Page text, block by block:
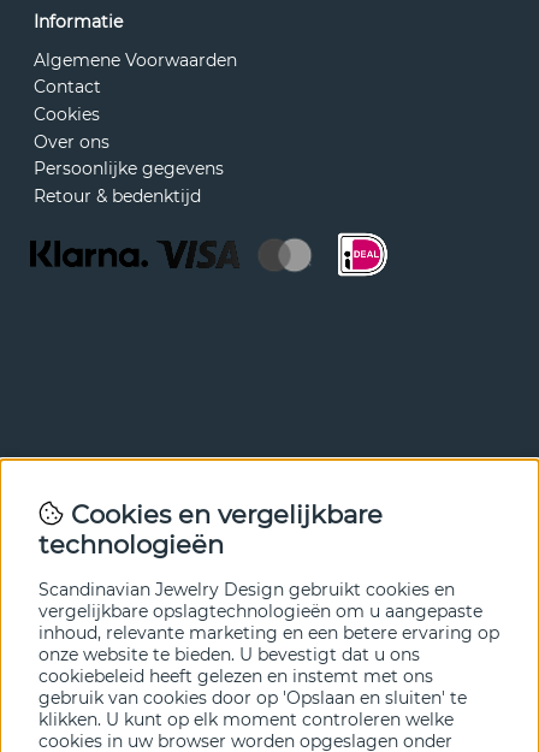
Informatie
Algemene Voorwaarden
Contact
Cookies
Over ons
Persoonlijke gegevens
Retour & bedenktijd
Met onze nieuwsbrief ben je als eerste op de hoogte van
nieuws en aanbiedingen. Meld je hieronder aan.
VERZENDEN
Cookies en vergelijkbare
technologieën
Scandinavian Jewelry Design gebruikt cookies en
vergelijkbare opslagtechnologieën om u aangepaste
inhoud, relevante marketing en een betere ervaring op
onze website te bieden. U bevestigt dat u ons
cookiebeleid heeft gelezen en instemt met ons
gebruik van cookies door op 'Opslaan en sluiten' te
klikken. U kunt op elk moment controleren welke
cookies in uw browser worden opgeslagen onder